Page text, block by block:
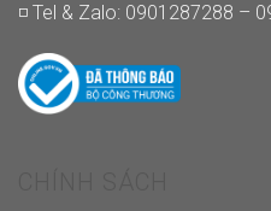
◽ Tel & Zalo: 0901287288 –